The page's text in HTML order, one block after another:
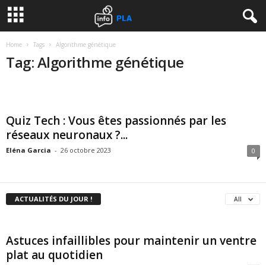
Home Tags Algorithme génétique
Tag: Algorithme génétique
Quiz Tech : Vous êtes passionnés par les
réseaux neuronaux ?...
Eléna Garcia - 26 octobre 2023 0
ACTUALITÉS DU JOUR ! All
Astuces infaillibles pour maintenir un ventre
plat au quotidien